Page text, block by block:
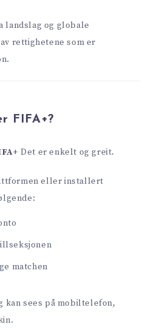
landslag og globale
rettighetene som er
FIFA+?
Det er enkelt og greit.
eller installert
matchen
kan sees på mobiltelefon,